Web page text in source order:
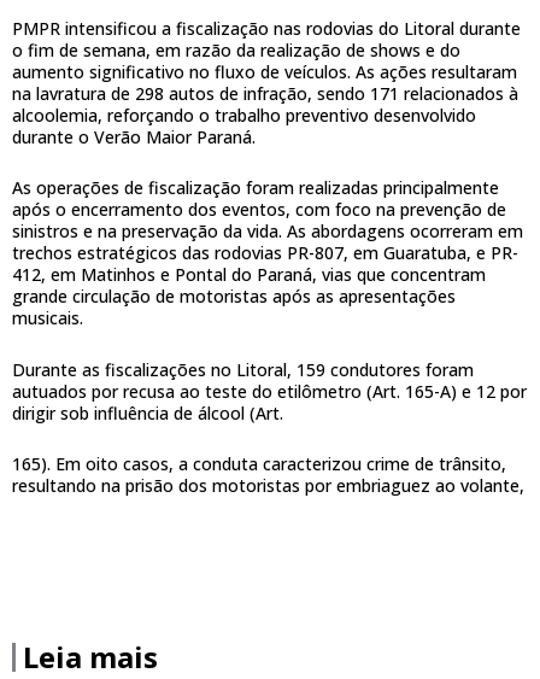
PMPR intensificou a fiscalização nas rodovias do Litoral durante
o fim de semana, em razão da realização de shows e do
aumento significativo no fluxo de veículos. As ações resultaram
na lavratura de 298 autos de infração, sendo 171 relacionados à
alcoolemia, reforçando o trabalho preventivo desenvolvido
durante o Verão Maior Paraná.
As operações de fiscalização foram realizadas principalmente
após o encerramento dos eventos, com foco na prevenção de
sinistros e na preservação da vida. As abordagens ocorreram em
trechos estratégicos das rodovias PR-807, em Guaratuba, e PR-
412, em Matinhos e Pontal do Paraná, vias que concentram
grande circulação de motoristas após as apresentações
musicais.
Durante as fiscalizações no Litoral, 159 condutores foram
autuados por recusa ao teste do etilômetro (Art. 165-A) e 12 por
dirigir sob influência de álcool (Art.
165). Em oito casos, a conduta caracterizou crime de trânsito,
resultando na prisão dos motoristas por embriaguez ao volante,
Leia mais